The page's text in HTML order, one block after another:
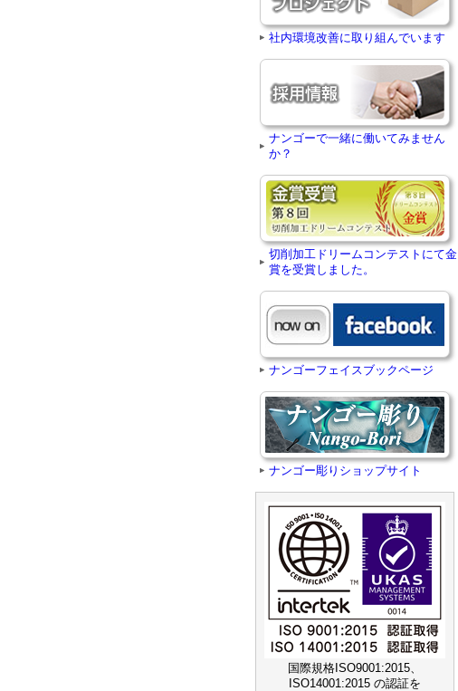
社内環境改善に取り組んでいます
ナンゴーで一緒に働いてみません
か？
切削加工ドリームコンテストにて金
賞を受賞しました。
ナンゴーフェイスブックページ
ナンゴー彫りショップサイト
国際規格ISO9001:2015、
ISO14001:2015 の認証を